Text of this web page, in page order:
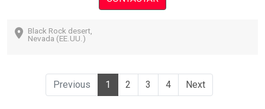
Black Rock desert,
Nevada (EE.UU.)
Previous 1 (current)
2 3 4 Next